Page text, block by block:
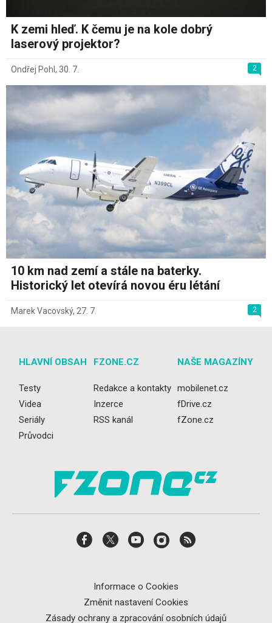
K zemi hleď. K čemu je na kole dobrý
laserový projektor?
2
Ondřej Pohl , 30. 7.
10 km nad zemí a stále na baterky.
Historický let otevírá novou éru létání
2
Marek Vacovský, 27. 7.
HLAVNÍ OBSAH
Testy
Videa
Seriály
Průvodci
FZONE.CZ
Redakce a kontakty
Inzerce
RSS kanál
NAŠE MAGAZÍNY
mobilenet.cz
fDrive.cz
fZone.cz
Informace o Cookies
Změnit nastavení Cookies
Zásady ochrany a zpracování osobních údajů